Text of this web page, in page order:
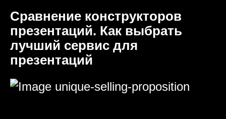
Сравнение конструкторов
презентаций. Как выбрать
лучший сервис для
презентаций